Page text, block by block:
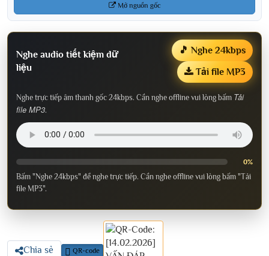
Mở nguồn gốc
Nghe audio tiết kiệm dữ
liệu
🎵 Nghe 24kbps
Tải file MP3
Nghe trực tiếp âm thanh gốc 24kbps. Cần nghe offline vui lòng bấm Tải
file MP3.
0%
Bấm "Nghe 24kbps" để nghe trực tiếp. Cần nghe offline vui lòng bấm "Tải
file MP3".
Chia sẻ QR-code